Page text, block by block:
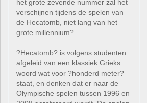
het grote zevende nummer zal het
verschijnen tijdens de spelen van
de Hecatomb, niet lang van het
grote millennium?.
?Hecatomb? is volgens studenten
afgeleid van een klassiek Grieks
woord wat voor ?honderd meter?
staat, en denken dat er naar de
Olympische spelen tussen 1996 en